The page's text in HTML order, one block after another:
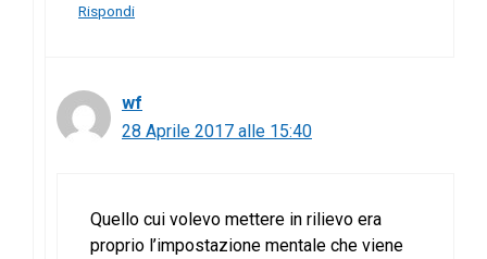
Rispondi
wf
28 Aprile 2017 alle 15:40
Quello cui volevo mettere in rilievo era
proprio l’impostazione mentale che viene